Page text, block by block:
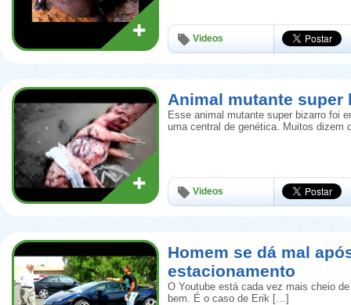
Videos
Animal mutante
Esse animal mutante super bizarro foi
uma central de genética. Muitos dizem
Videos
Homem se dá mal
estacionamento
O Youtube está cada vez mais cheio
bem. É o caso de Erik […]